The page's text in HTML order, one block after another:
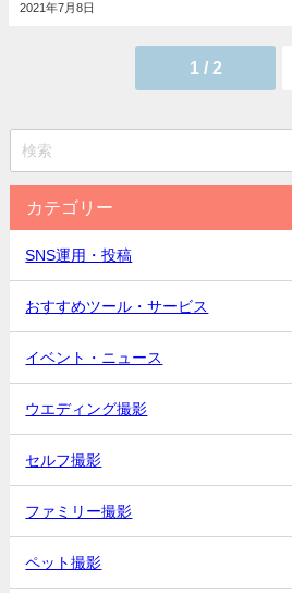
2021年7月8日
1 / 2
カテゴリー
SNS運用・投稿
おすすめツール・サービス
イベント・ニュース
ウエディング撮影
セルフ撮影
ファミリー撮影
ペット撮影